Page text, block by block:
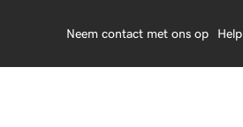
Neem contact met ons op Help